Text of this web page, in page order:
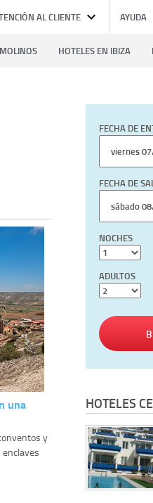
AL CLIENTE AYUDA
HOTELES EN IBIZA
una
y
enclaves
FECHA DE
FECHA DE
NOCHES
ADULTOS
HOTELES